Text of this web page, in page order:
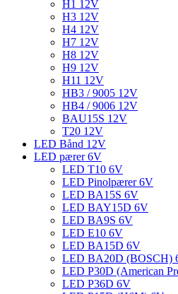
H1 12V
H3 12V
H4 12V
H7 12V
H8 12V
H9 12V
H11 12V
HB3 / 9005 12V
HB4 / 9006 12V
BAU15S 12V
T20 12V
LED Bånd 12V
LED pærer 6V
LED T10 6V
LED Pinolpærer 6V
LED BA15S 6V
LED BAY15D 6V
LED BA9S 6V
LED E10 6V
LED BA15D 6V
LED BA20D (BOSCH)
LED P30D (American
LED P36D 6V